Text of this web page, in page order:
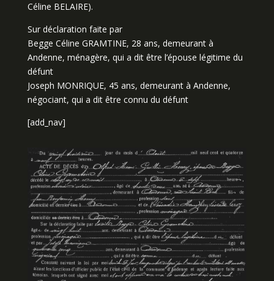
Céline BELAIRE).
Sur déclaration faite par
Begge Céline GRAMTINE, 28 ans, demeurant à
Andenne, ménagère, qui a dit être l’épouse légitime du
défunt
Joseph MONRIQUE, 45 ans, demeurant à Andenne,
négociant, qui a dit être connu du défunt
[add_nav]